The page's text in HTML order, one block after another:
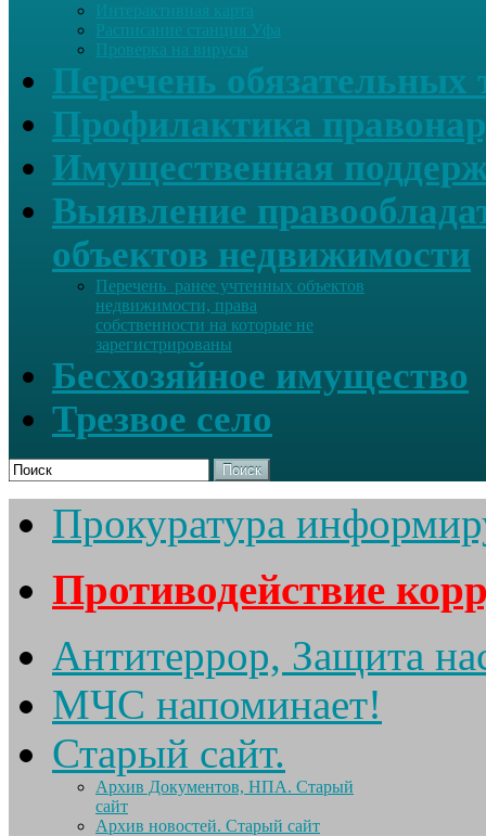
Интерактивная карта
Расписание станция Уфа
Проверка на вирусы
Перечень обязательных
Профилактика
Имущественная
Выявление
объектов недвижимости
Перечень ранее учтенных объектов
недвижимости, права
собственности на которые не
зарегистрированы
Бесхозяйное имущество
Трезвое село
Поиск
Прокуратура
Противодействие
Антитеррор, Защита
МЧС напоминает!
Старый сайт.
Архив Документов, НПА. Старый
сайт
Архив новостей. Старый сайт